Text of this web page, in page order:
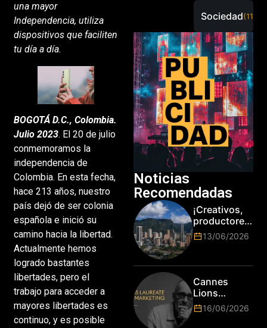
una mayor
Independencia, utiliza
dispositivos que faciliten
tu día a día.
BOGOTÁ D.C., Colombia.
Julio 2023. El 20 de julio
conmemoramos la
independencia de
Colombia. En esta fecha,
hace 213 años, nuestro
país dejó de ser colonia
española e inició su
camino hacia la libertad.
Actualmente hemos
logrado bastantes
libertades, pero el
trabajo para acceder a
mayores libertades es
continuo, y es posible
Sociedad(115)
Noticias
Recomendadas
¡Creativos,
productores
y cracks de
la tecnología
es hora de
subir de
nivel! Las
marcas más
top del
13/06/2026
Cannes
Lions
anuncia a
Jim Stengel
16/06/2026